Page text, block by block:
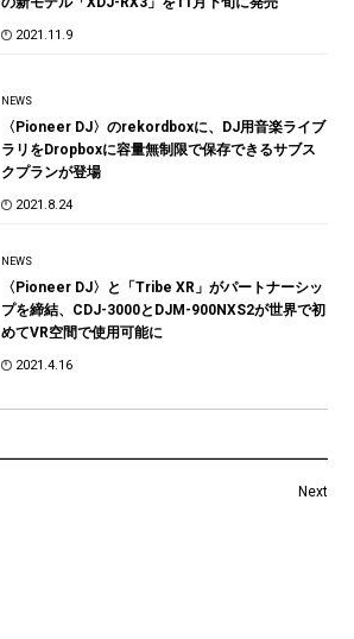
2021.11.9
NEWS
〈Pioneer DJ〉のrekordboxに、DJ用音楽ライブ
ラリをDropboxに容量無制限で保存できるサブス
クプランが登場
2021.8.24
NEWS
〈Pioneer DJ〉と「Tribe XR」がパートナーシッ
プを締結、CDJ-3000とDJM-900NXS2が世界で初
めてVR空間で使用可能に
2021.4.16
Next